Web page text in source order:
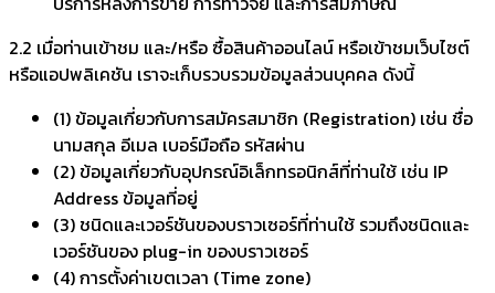
2.2 เมื่อท่านเข้าชม และ/หรือ ซื้อสินค้าออนไลน์ หรือเข้าชมเว็บไซต์
หรือแอปพลิเคชัน เราจะเก็บรวบรวมข้อมูลส่วนบุคคล ดังนี้
(1) ข้อมูลเกี่ยวกับการสมัครสมาชิก (Registration) เช่น ชื่อ
นามสกุล อีเมล เบอร์มือถือ รหัสผ่าน
(2) ข้อมูลเกี่ยวกับอุปกรณ์อิเล็กทรอนิกส์ที่ท่านใช้ เช่น IP
Address ข้อมูลที่อยู่
(3) ชนิดและเวอร์ชันของบราวเซอร์ที่ท่านใช้ รวมถึงชนิดและ
เวอร์ชันของ plug-in ของบราวเซอร์
(4) การตั้งค่าเขตเวลา (Time zone)